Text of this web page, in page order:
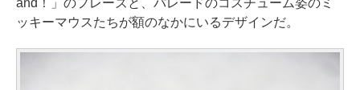
and！」のフレーズと、パレードのコスチューム姿のミ
ッキーマウスたちが額のなかにいるデザインだ。